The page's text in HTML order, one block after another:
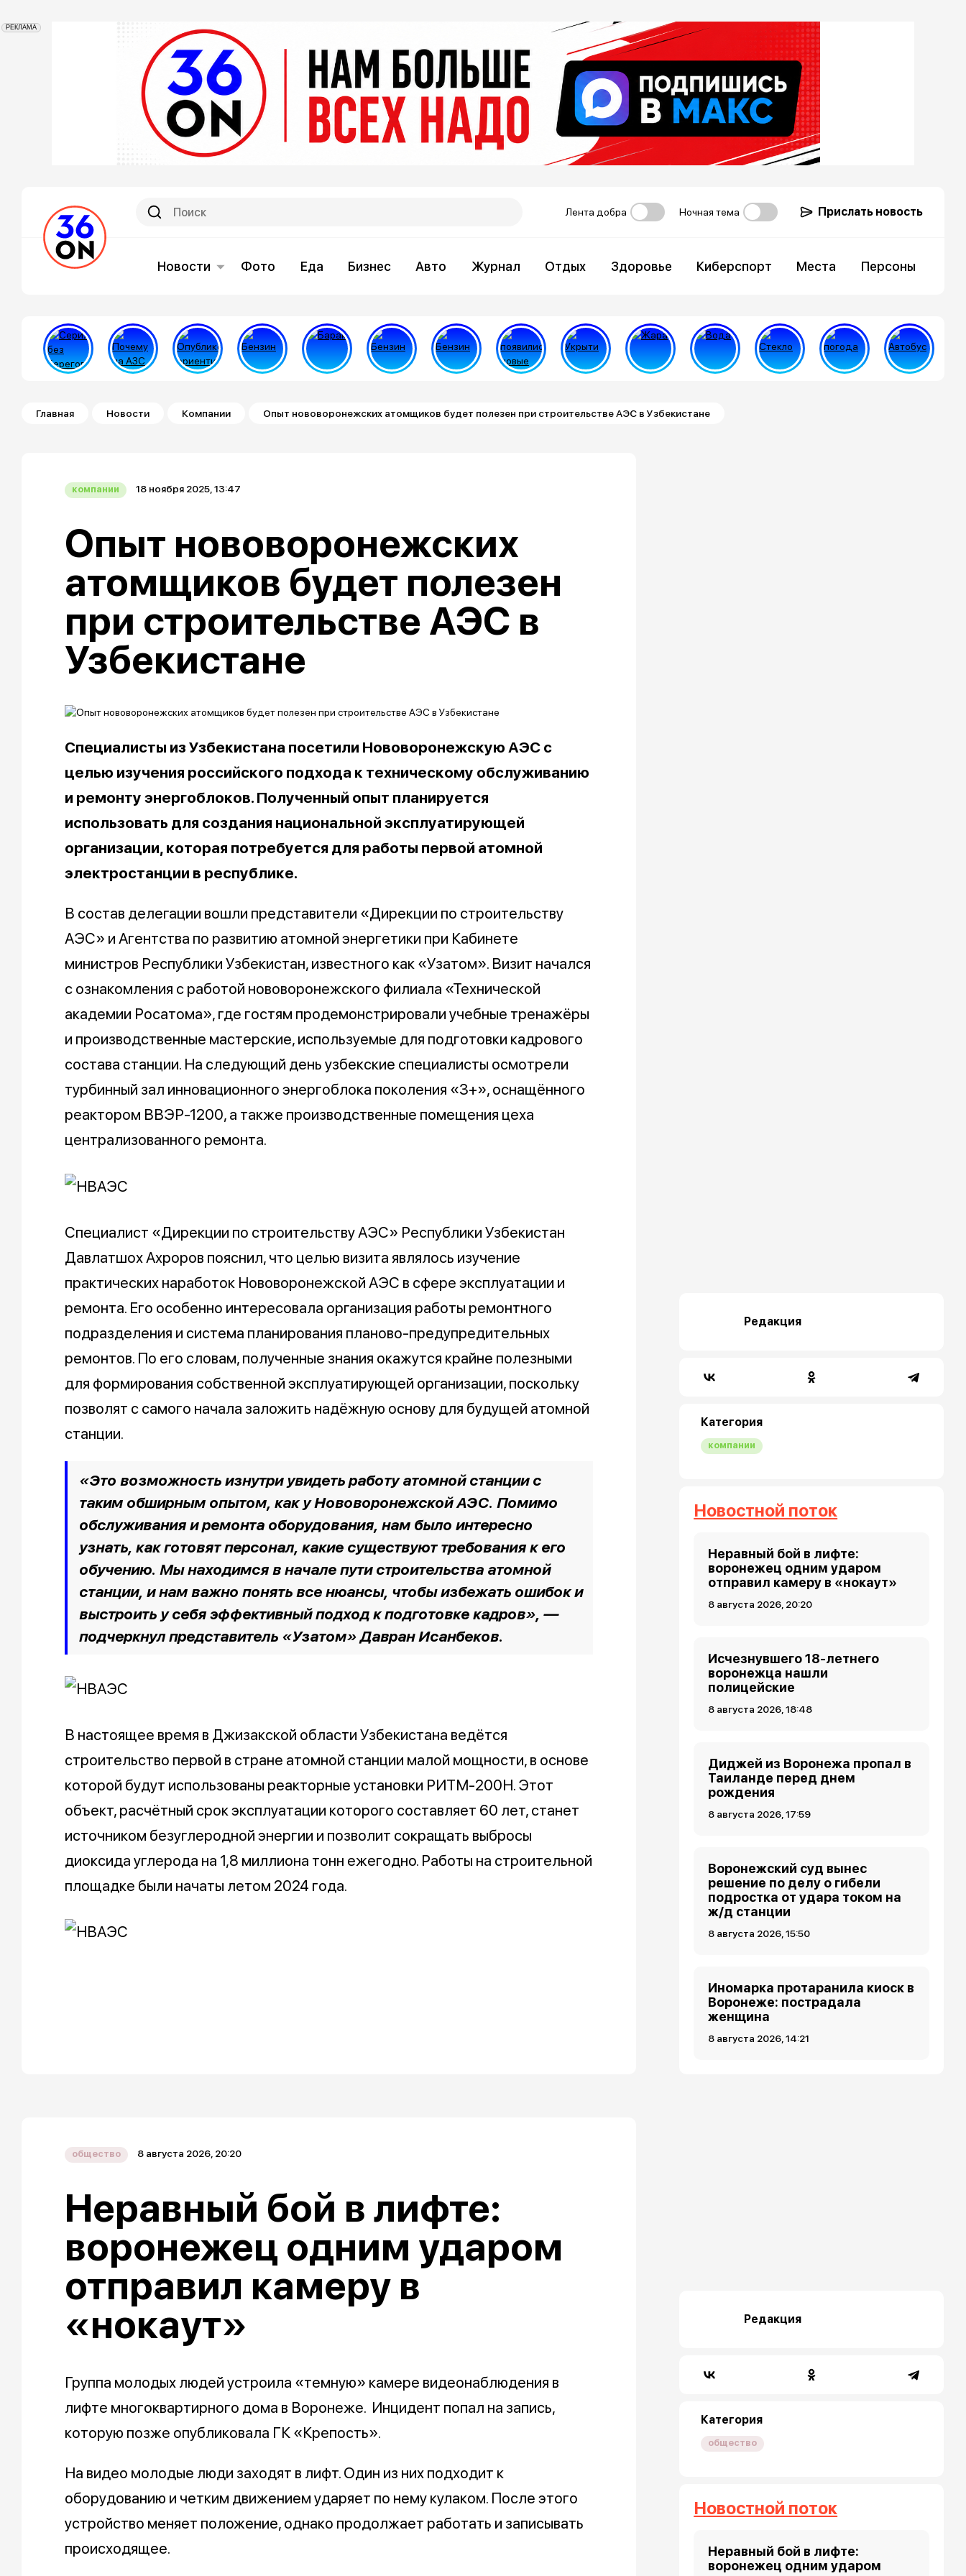
РЕКЛАМА
Лента добра Ночная тема Прислать новость
Новости Фото Еда Бизнес Авто Журнал Отдых Здоровье Киберспорт Места Персоны
Строка навигации
Главная Новости Компании Опыт нововоронежских атомщиков будет полезен при строительстве АЭС в Узбекистане
компании 18 ноября 2025, 13:47
Опыт нововоронежских
атомщиков будет полезен
при строительстве АЭС в
Узбекистане
Специалисты из Узбекистана посетили Нововоронежскую АЭС с
целью изучения российского подхода к техническому обслуживанию
и ремонту энергоблоков. Полученный опыт планируется
использовать для создания национальной эксплуатирующей
организации, которая потребуется для работы первой атомной
электростанции в республике.
В состав делегации вошли представители «Дирекции по строительству
АЭС» и Агентства по развитию атомной энергетики при Кабинете
министров Республики Узбекистан, известного как «Узатом». Визит начался
с ознакомления с работой нововоронежского филиала «Технической
академии Росатома», где гостям продемонстрировали учебные тренажёры
и производственные мастерские, используемые для подготовки кадрового
состава станции. На следующий день узбекские специалисты осмотрели
турбинный зал инновационного энергоблока поколения «3+», оснащённого
реактором ВВЭР-1200, а также производственные помещения цеха
централизованного ремонта.
Специалист «Дирекции по строительству АЭС» Республики Узбекистан
Давлатшох Ахроров пояснил, что целью визита являлось изучение
практических наработок Нововоронежской АЭС в сфере эксплуатации и
ремонта. Его особенно интересовала организация работы ремонтного
подразделения и система планирования планово-предупредительных
ремонтов. По его словам, полученные знания окажутся крайне полезными
для формирования собственной эксплуатирующей организации, поскольку
позволят с самого начала заложить надёжную основу для будущей атомной
станции.
«Это возможность изнутри увидеть работу атомной станции с
таким обширным опытом, как у Нововоронежской АЭС. Помимо
обслуживания и ремонта оборудования, нам было интересно
узнать, как готовят персонал, какие существуют требования к его
обучению. Мы находимся в начале пути строительства атомной
станции, и нам важно понять все нюансы, чтобы избежать ошибок и
выстроить у себя эффективный подход к подготовке кадров», —
подчеркнул представитель «Узатом» Давран Исанбеков.
В настоящее время в Джизакской области Узбекистана ведётся
строительство первой в стране атомной станции малой мощности, в основе
которой будут использованы реакторные установки РИТМ-200Н. Этот
объект, расчётный срок эксплуатации которого составляет 60 лет, станет
источником безуглеродной энергии и позволит сокращать выбросы
диоксида углерода на 1,8 миллиона тонн ежегодно. Работы на строительной
площадке были начаты летом 2024 года.
Редакция
Категория
компании
Новостной поток
Неравный бой в лифте:
воронежец одним ударом
отправил камеру в «нокаут»
8 августа 2026, 20:20
Исчезнувшего 18-летнего
воронежца нашли
полицейские
8 августа 2026, 18:48
Диджей из Воронежа пропал в
Таиланде перед днем
рождения
8 августа 2026, 17:59
Воронежский суд вынес
решение по делу о гибели
подростка от удара током на
ж/д станции
8 августа 2026, 15:50
Иномарка протаранила киоск в
Воронеже: пострадала
женщина
8 августа 2026, 14:21
общество 8 августа 2026, 20:20
Неравный бой в лифте:
воронежец одним ударом
отправил камеру в
«нокаут»
Группа молодых людей устроила «темную» камере видеонаблюдения в
лифте многоквартирного дома в Воронеже. Инцидент попал на запись,
которую позже опубликовала ГК «Крепость».
На видео молодые люди заходят в лифт. Один из них подходит к
оборудованию и четким движением ударяет по нему кулаком. После этого
устройство меняет положение, однако продолжает работать и записывать
происходящее.
Редакция
Категория
общество
Новостной поток
Неравный бой в лифте:
воронежец одним ударом